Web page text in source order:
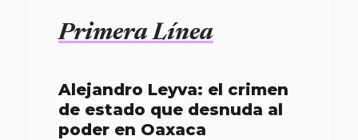
Primera Línea
Alejandro Leyva: el crimen
de estado que desnuda al
poder en Oaxaca